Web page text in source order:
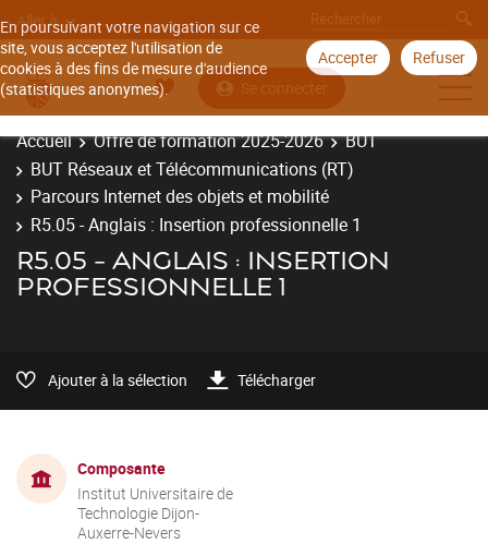
En poursuivant votre navigation sur ce
site, vous acceptez l'utilisation de
cookies à des fins de mesure d'audience
(statistiques anonymes).
Accepter Refuser
Aller à
Se connecter
Accueil Offre de formation 2025-2026
BUT
BUT Réseaux et Télécommunications (RT)
Parcours Internet des objets et mobilité
R5.05 - Anglais : Insertion professionnelle 1
R5.05 - ANGLAIS : INSERTION
PROFESSIONNELLE 1
Ajouter à la sélection Télécharger
Composante
Institut Universitaire de
Technologie Dijon-
Auxerre-Nevers